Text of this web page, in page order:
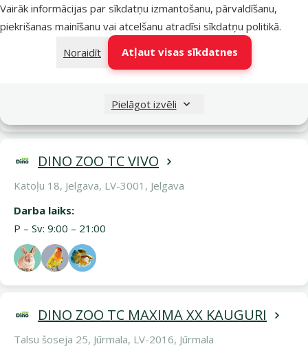
Vairāk informācijas par sīkdatņu izmantošanu, pārvaldīšanu,
piekrišanas mainīšanu vai atcelšanu atradīsi sīkdatņu politikā.
Noraidīt
Atļaut visas sīkdatnes
Pielāgot izvēli
DINO ZOO TC MAXIMA TUKUMS
Kurzemes 36, Tukums, LV-3101, Pārējās pilsētas
DINO ZOO TC VIVO
Katoļu 18, Jelgava, LV-3001, Jelgava
Darba laiks:
P – Sv: 9:00 – 21:00
DINO ZOO TC MAXIMA XX KAUGURI
Talsu šoseja 25, Jūrmala, LV-2016, Jūrmala